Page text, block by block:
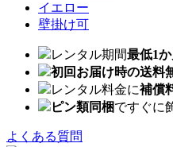
イエロー
壁掛け可
レンタル期間最低1か
初回お届け時の送料
レンタル料金に補償
ピン類同梱ですぐに
よくある質問